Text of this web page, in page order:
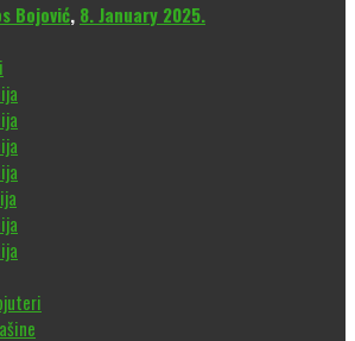
Bojović, 8. January 2025.